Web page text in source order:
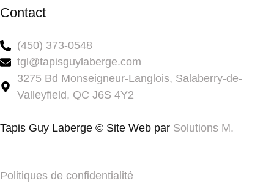
Contact
(450) 373-0548
tgl@tapisguylaberge.com
3275 Bd Monseigneur-Langlois, Salaberry-de-
Valleyfield, QC J6S 4Y2
Tapis Guy Laberge © Site Web par Solutions M.
Politiques de confidentialité